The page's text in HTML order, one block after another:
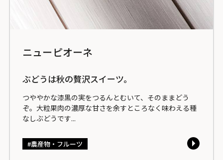
ニューピオーネ
ぶどうは秋の贅沢スイーツ。
つややかな漆黒の実をつるんとむいて、そのままどう
ぞ。大粒果肉の濃厚な甘さを余すところなく味わえる種
なしぶどうです...
農産物・フルーツ